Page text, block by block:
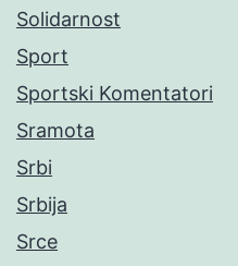
Solidarnost
Sport
Sportski Komentatori
Sramota
Srbi
Srbija
Srce